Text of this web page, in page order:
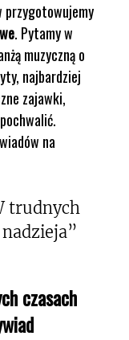
przygotowujemy
. Pytamy w
muzyczną o
najbardziej
zajawki,
na
czasach